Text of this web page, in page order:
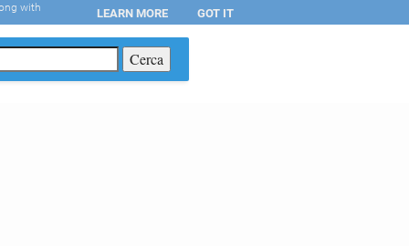
with LEARN MORE GOT IT